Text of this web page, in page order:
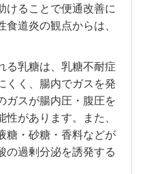
けることで便通改善に
食道炎の観点からは、
る乳糖は、乳糖不耐症
くく、腸内でガスを発
ガスが腸内圧・腹圧を
があります。また、
糖・砂糖・香料などが
の過剰分泌を誘発する